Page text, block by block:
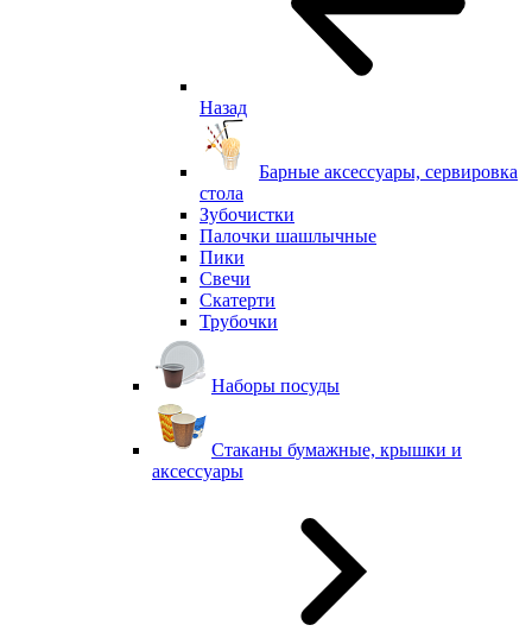
Назад
Барные аксессуары, сервировка
стола
Зубочистки
Палочки шашлычные
Пики
Свечи
Скатерти
Трубочки
Наборы посуды
Стаканы бумажные, крышки и
аксессуары